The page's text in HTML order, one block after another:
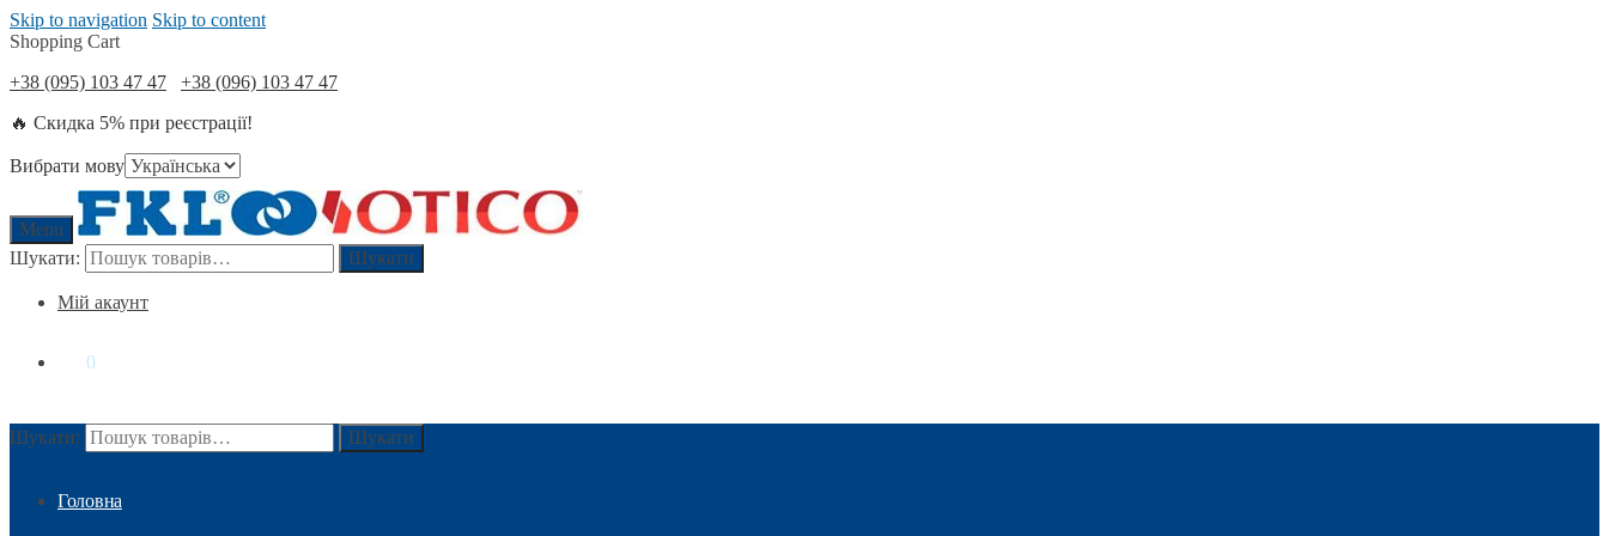
Skip to navigation Skip to content
Shopping Cart
+38 (095) 103 47 47
+38 (096) 103 47 47
🔥 Скидка 5% при реєстрації!
Вибрати мову
Menu
Шукати:
Шукати
Мій акаунт
0
Шукати: Шукати
Головна